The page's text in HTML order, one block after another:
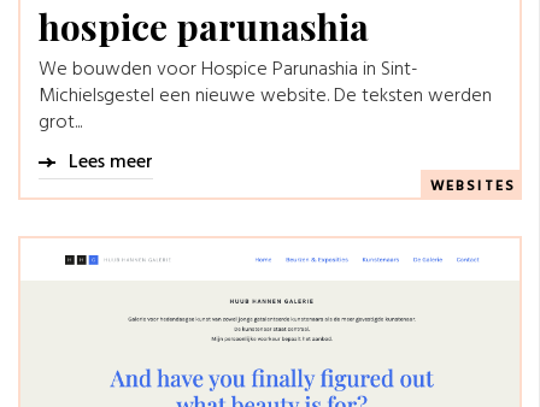
hospice parunashia
We bouwden voor Hospice Parunashia in Sint-
Michielsgestel een nieuwe website. De teksten werden
grot...
Lees meer
WEBSITES